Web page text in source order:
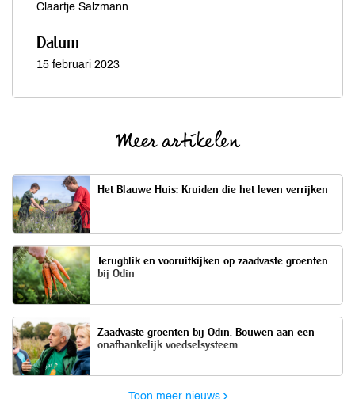
Claartje Salzmann
Datum
15 februari 2023
Meer artikelen
Het Blauwe Huis: Kruiden die het leven verrijken
Terugblik en vooruitkijken op zaadvaste groenten
bij Odin
Zaadvaste groenten bij Odin. Bouwen aan een
onafhankelijk voedselsysteem
Toon meer nieuws